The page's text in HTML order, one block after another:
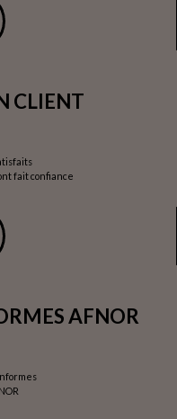
CLIENT
fait confiance
AFNOR